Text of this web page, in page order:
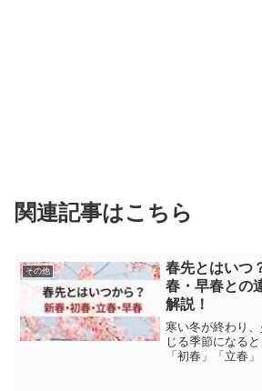
関連記事はこちら
その他
春先とはいつ
春・早春との
解説！
寒い冬が終わり
じる季節になる
「初春」「立春